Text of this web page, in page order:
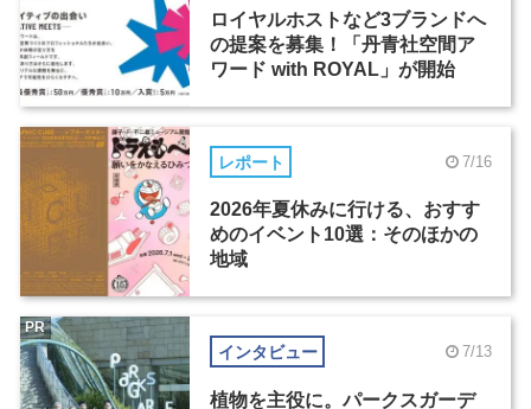
ロイヤルホストなど3ブランドへ
の提案を募集！「丹青社空間ア
ワード with ROYAL」が開始
レポート 7/16
2026年夏休みに行ける、おすす
めのイベント10選：そのほかの
地域
インタビュー 7/13
植物を主役に。パークスガーデ
PR